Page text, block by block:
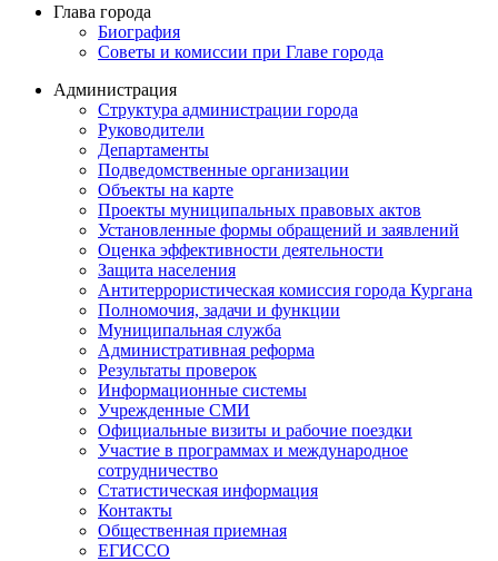
Глава города
Биография
Советы и комиссии при Главе города
Администрация
Структура администрации города
Руководители
Департаменты
Подведомственные организации
Объекты на карте
Проекты муниципальных правовых актов
Установленные формы обращений и заявлений
Оценка эффективности деятельности
Защита населения
Антитеррористическая комиссия города Кургана
Полномочия, задачи и функции
Муниципальная служба
Административная реформа
Результаты проверок
Информационные системы
Учрежденные СМИ
Официальные визиты и рабочие поездки
Участие в программах и международное
сотрудничество
Статистическая информация
Контакты
Общественная приемная
ЕГИССО